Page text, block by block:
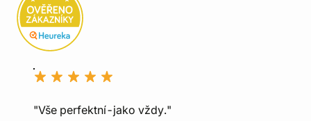
"Vše perfektní-jako vždy."